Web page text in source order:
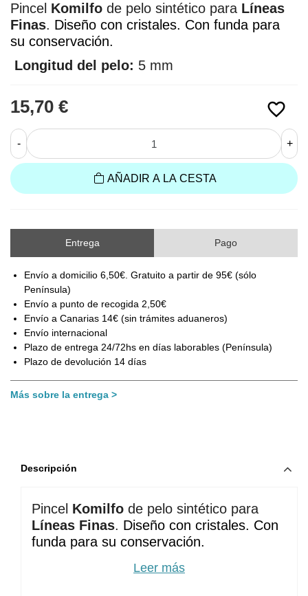
Pincel Komilfo de pelo sintético para Líneas
Finas. Diseño con cristales. Con funda para
su conservación.
Longitud del pelo: 5 mm
favorite_border
15,70 €
- +
AÑADIR A LA CESTA
Entrega Pago
Envío a domicilio 6,50€. Gratuito a partir de 95€ (sólo
Península)
Envío a punto de recogida 2,50€
Envío a Canarias 14€ (sin trámites aduaneros)
Envío internacional
Plazo de entrega 24/72hs en días laborables (Península)
Plazo de devolución 14 días
Más sobre la entrega
Descripción
Pincel Komilfo de pelo sintético
Líneas Finas. Diseño con cristales. Con
funda para su conservación.
Longitud del pelo:5 mm
Leer más